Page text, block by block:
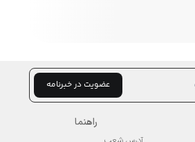
عضویت در خبرنامه
راهنما